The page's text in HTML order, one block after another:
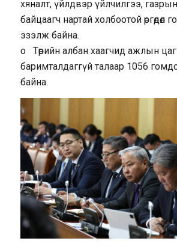
хяналт, үйлдвэр үйлчилгээ,
байцаагч нартай холбоотой өргөдөл
эзэлж байна.
o Төрийн албан хаагчид ажлын цаг
баримталдаггүй талаар 1056
байна.